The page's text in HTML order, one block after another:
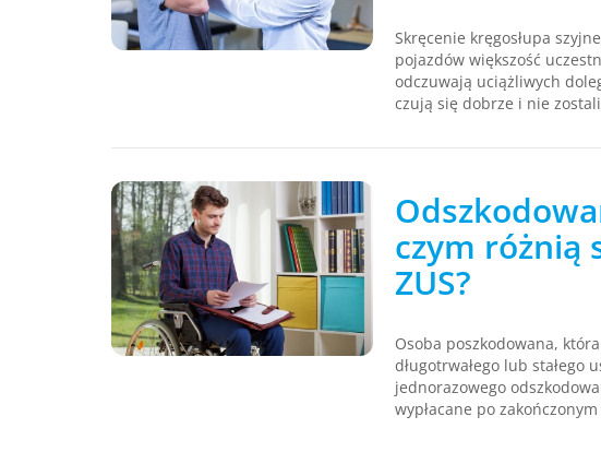
Skręcenie kręgosłupa
pojazdów większość
odczuwają uciążliwych
czują się dobrze i nie
czym różnią
ZUS?
Osoba poszkodowana,
długotrwałego lub stałego
jednorazowego
wypłacane po